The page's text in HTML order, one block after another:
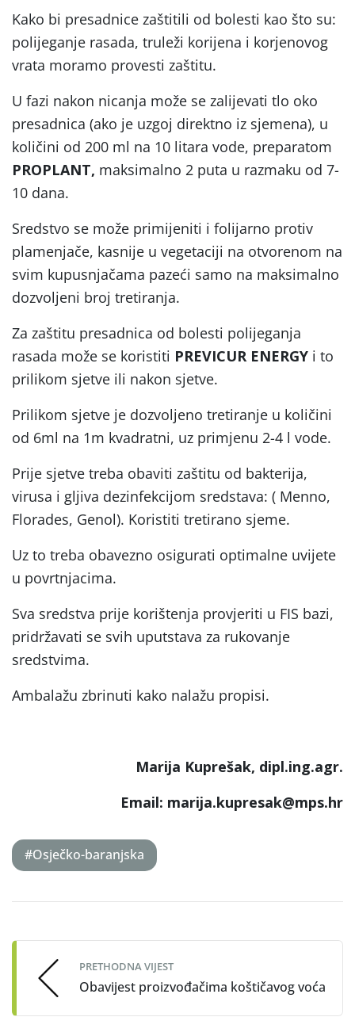
Kako bi presadnice zaštitili od bolesti kao što su:
polijeganje rasada, truleži korijena i korjenovog
vrata moramo provesti zaštitu.
U fazi nakon nicanja može se zalijevati tlo oko
presadnica (ako je uzgoj direktno iz sjemena), u
količini od 200 ml na 10 litara vode, preparatom
PROPLANT, maksimalno 2 puta u razmaku od 7-
10 dana.
Sredstvo se može primijeniti i folijarno protiv
plamenjače, kasnije u vegetaciji na otvorenom na
svim kupusnjačama pazeći samo na maksimalno
dozvoljeni broj tretiranja.
Za zaštitu presadnica od bolesti polijeganja
rasada može se koristiti PREVICUR ENERGY i to
prilikom sjetve ili nakon sjetve.
Prilikom sjetve je dozvoljeno tretiranje u količini
od 6ml na 1m kvadratni, uz primjenu 2-4 l vode.
Prije sjetve treba obaviti zaštitu od bakterija,
virusa i gljiva dezinfekcijom sredstava: ( Menno,
Florades, Genol). Koristiti tretirano sjeme.
Uz to treba obavezno osigurati optimalne uvijete
u povrtnjacima.
Sva sredstva prije korištenja provjeriti u FIS bazi,
pridržavati se svih uputstava za rukovanje
sredstvima.
Ambalažu zbrinuti kako nalažu propisi.
Marija Kuprešak, dipl.ing.agr.
Email: marija.kupresak@mps.hr
#Osječko-baranjska
navigation
PRETHODNA VIJEST
Obavijest proizvođačima koštičavog voća